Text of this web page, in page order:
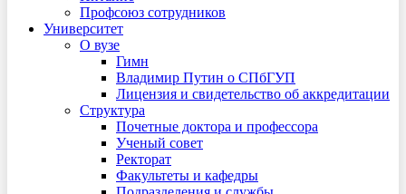
Профсоюз сотрудников
Университет
О вузе
Гимн
Владимир Путин о СПбГУП
Лицензия и свидетельство об аккредитации
Структура
Почетные доктора и профессора
Ученый совет
Ректорат
Факультеты и кафедры